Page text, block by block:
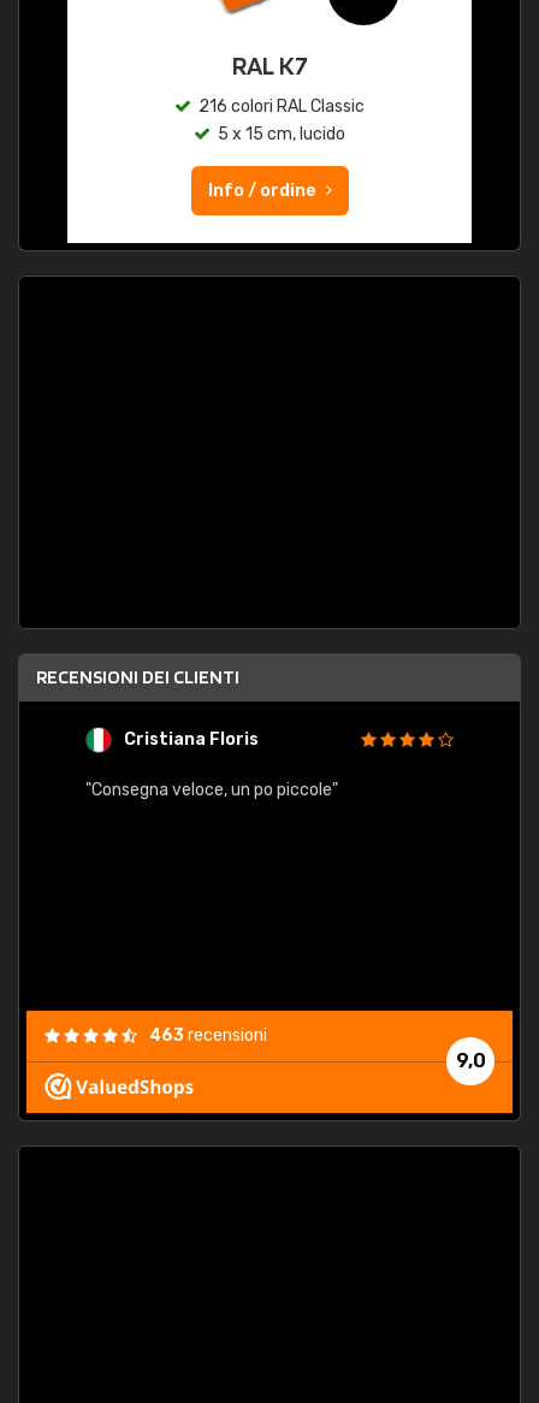
RAL K7
216 colori RAL Classic
5 x 15 cm, lucido
Info / ordine
RECENSIONI DEI CLIENTI
Cristiana Floris
"Consegna veloce, un po piccole"
9,0
463recensioni